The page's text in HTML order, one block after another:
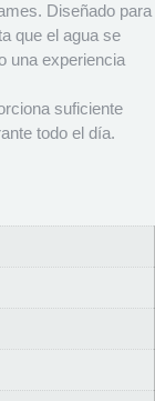
Diseñado para
que el agua se
una experiencia
suficiente
todo el día.